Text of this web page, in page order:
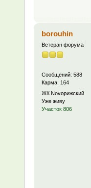
borouhin
Ветеран форума
Сообщений: 588
Карма: 164
ЖК Novoрижский
Уже живу
Участок 806